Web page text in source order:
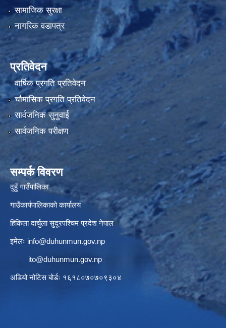
सामाजिक सुरक्षा
नागरिक वडापत्र
प्रतिवेदन
वार्षिक प्रगति प्रतिवेदन
चौमासिक प्रगति प्रतिवेदन
सार्वजनिक सुनुवाई
सार्वजनिक परीक्षण
सम्पर्क विवरण
दुहुँ गाउँपालिका
गाउँकार्यपालिकाको कार्यालय
हिकिला दार्चुला सुदूरपश्चिम प्रदेश नेपाल
इमेलः info@duhunmun.gov.np
ito@duhunmun.gov.np
अडियो नोटिस बोर्डः १६१८०७०७०९३०४